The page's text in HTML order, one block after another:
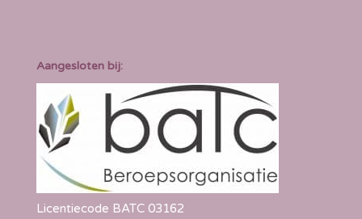
Aangesloten bij:
Licentiecode BATC 03162